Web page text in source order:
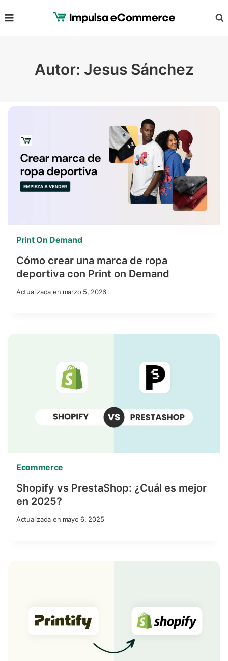
al
Autor: Jesus Sánchez
Print On Demand
Cómo crear una marca de ropa
deportiva con Print on Demand
Actualizada en marzo 5, 2026
Ecommerce
Shopify vs PrestaShop: ¿Cuál es mejor
en 2025?
Actualizada en mayo 6, 2025